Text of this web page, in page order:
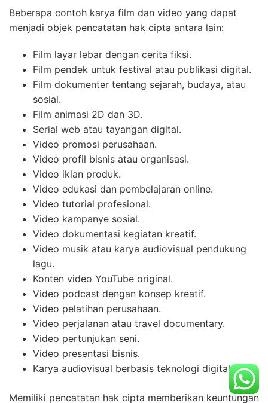
Beberapa contoh karya film dan video yang dapat
menjadi objek pencatatan hak cipta antara lain:
Film layar lebar dengan cerita fiksi.
Film pendek untuk festival atau publikasi digital.
Film dokumenter tentang sejarah, budaya, atau
sosial.
Film animasi 2D dan 3D.
Serial web atau tayangan digital.
Video promosi perusahaan.
Video profil bisnis atau organisasi.
Video iklan produk.
Video edukasi dan pembelajaran online.
Video tutorial profesional.
Video kampanye sosial.
Video dokumentasi kegiatan kreatif.
Video musik atau karya audiovisual pendukung
lagu.
Konten video YouTube original.
Video podcast dengan konsep kreatif.
Video pelatihan perusahaan.
Video perjalanan atau travel documentary.
Video pertunjukan seni.
Video presentasi bisnis.
Karya audiovisual berbasis teknologi digital.
Memiliki pencatatan hak cipta memberikan keuntungan